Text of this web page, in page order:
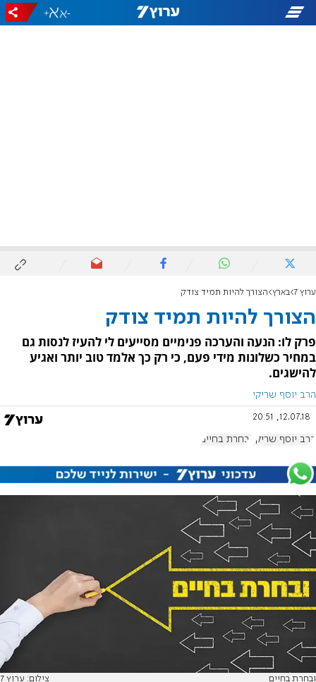
-
+
ערוץ 7 בארץ הצורך להיות תמיד צודק
הצורך להיות תמיד צודק
פרק לו: הנעה והערכה פנימיים מסייעים לי להעיז לנסות גם
במחיר כשלונות מידי פעם, כי רק כך אלמד טוב יותר ואגיע
להישגים.
הרב יוסף שריקי
12.07.18, 20:51
הרב יוסף שריקי ובחרת בחיים
ובחרת בחיים צילום: ערוץ 7